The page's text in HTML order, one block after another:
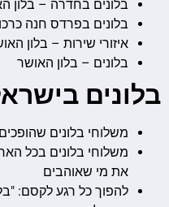
בלונים בחדרה – בלון
בלונים בפרדס חנה
איזורי שירות – בלון
בלונים – בלון האושר
בלונים
משלוחי בלונים
משלוחי בלונים בכל
את מי שאוהבים
להפוך כל רגע לקסם: